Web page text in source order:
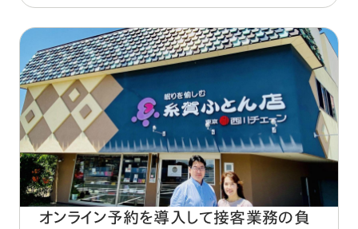
オンライン予約を導入して接客業務の負